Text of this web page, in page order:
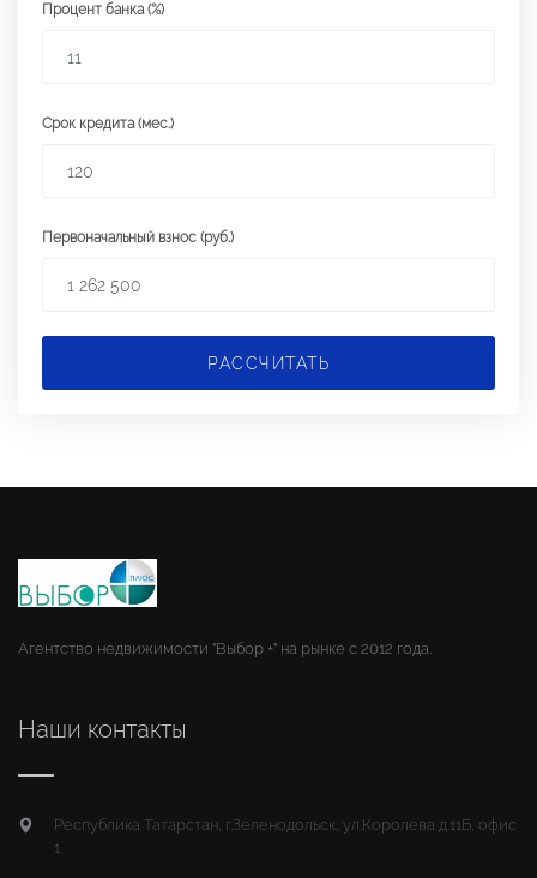
Процент банка (%)
Срок кредита (мес.)
Первоначальный взнос (руб.)
РАССЧИТАТЬ
Агентство недвижимости "Выбор +" на рынке с 2012 года.
Наши контакты
Республика Татарстан, г.Зеленодольск, ул.Королева д.11Б, офис
1